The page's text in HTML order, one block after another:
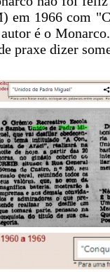
em 1966 com
é o
praxe dizer